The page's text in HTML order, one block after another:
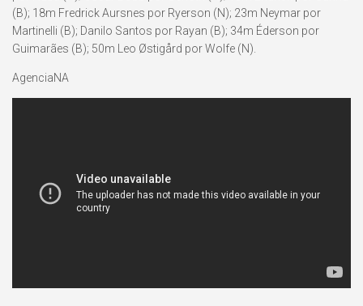
(B); 18m Fredrick Aursnes por Ryerson (N); 23m Neymar por
Martinelli (B); Danilo Santos por Rayan (B); 34m Éderson por
Guimarães (B); 50m Leo Østigård por Wolfe (N).
AgenciaNA